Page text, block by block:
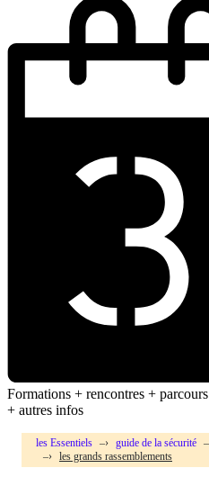
Formations + rencontres + parcours
+ autres infos
les Essentiels guide de la sécurité
les grands rassemblements